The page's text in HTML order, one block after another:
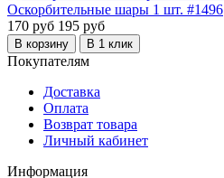
Оскорбительные шары 1 шт. #1496
170 руб 195 руб
В корзину В 1 клик
Покупателям
Доставка
Оплата
Возврат товара
Личный кабинет
Информация